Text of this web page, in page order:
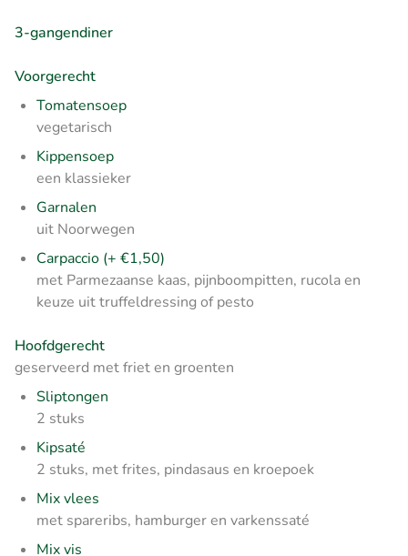
3-gangendiner
Voorgerecht
Tomatensoep
vegetarisch
Kippensoep
een klassieker
Garnalen
uit Noorwegen
Carpaccio (+ €1,50)
met Parmezaanse kaas, pijnboompitten, rucola en
keuze uit truffeldressing of pesto
Hoofdgerecht
geserveerd met friet en groenten
Sliptongen
2 stuks
Kipsaté
2 stuks, met frites, pindasaus en kroepoek
Mix vlees
met spareribs, hamburger en varkenssaté
Mix vis